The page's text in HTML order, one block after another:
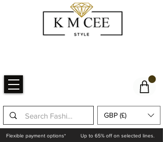
GBP (£)
Flexible payment options* Up to 65% off on selected lines.